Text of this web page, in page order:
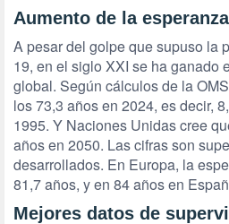
Aumento de la
A pesar del golpe que supuso la
19, en el siglo XXI se ha ganado
global. Según cálculos de la
los 73,3 años en 2024, es decir,
1995. Y Naciones Unidas cree
años en 2050. Las cifras son
desarrollados. En Europa, la
81,7 años, y en 84 años en
Mejores datos de